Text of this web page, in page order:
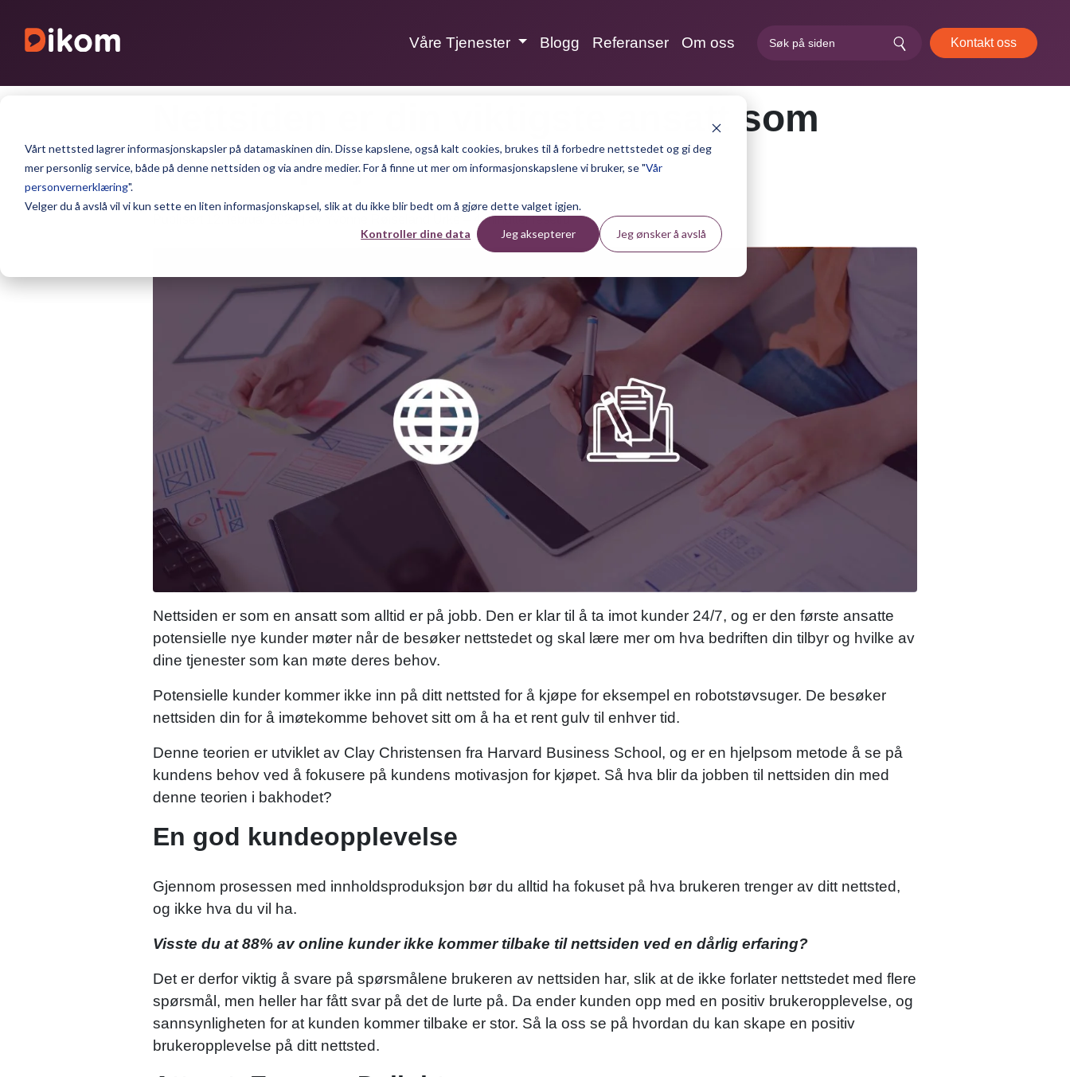
Vårt nettsted lagrer informasjonskapsler på datamaskinen din. Disse kapslene, også kalt cookies, brukes til å forbedre nettstedet og gi deg
mer personlig service, både på denne nettsiden og via andre medier. For å finne ut mer om informasjonskapslene vi bruker, se "Vår
personvernerklæring".
Velger du å avslå vil vi kun sette en liten informasjonskapsel, slik at du ikke blir bedt om å gjøre dette valget igjen.
Kontroller dine data Jeg aksepterer Jeg ønsker å avslå
Våre Tjenester Blogg Referanser Om oss Kontakt oss
Nettsiden er din viktigste ansatt som
alltid er på jobb
Publisert 12. februar 2024 | av Yvonne Røiseland Urke – 4 minutter lesetid.
Nettsiden er som en ansatt som alltid er på jobb. Den er klar til å ta imot kunder 24/7, og er den første ansatte
potensielle nye kunder møter når de besøker nettstedet og skal lære mer om hva bedriften din tilbyr og hvilke av
dine tjenester som kan møte deres behov.
Potensielle kunder kommer ikke inn på ditt nettsted for å kjøpe for eksempel en robotstøvsuger. De besøker
nettsiden din for å imøtekomme behovet sitt om å ha et rent gulv til enhver tid.
Denne teorien er utviklet av Clay Christensen fra Harvard Business School, og er en hjelpsom metode å se på
kundens behov ved å fokusere på kundens motivasjon for kjøpet. Så hva blir da jobben til nettsiden din med
denne teorien i bakhodet?
En god kundeopplevelse
Gjennom prosessen med innholdsproduksjon bør du alltid ha fokuset på hva brukeren trenger av ditt nettsted,
og ikke hva du vil ha.
Visste du at 88% av online kunder ikke kommer tilbake til nettsiden ved en dårlig erfaring?
Det er derfor viktig å svare på spørsmålene brukeren av nettsiden har, slik at de ikke forlater nettstedet med flere
spørsmål, men heller har fått svar på det de lurte på. Da ender kunden opp med en positiv brukeropplevelse, og
sannsynligheten for at kunden kommer tilbake er stor. Så la oss se på hvordan du kan skape en positiv
brukeropplevelse på ditt nettsted.